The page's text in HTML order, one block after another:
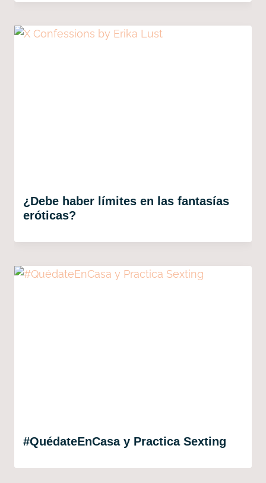
¿Debe haber límites en las fantasías
eróticas?
#QuédateEnCasa y Practica Sexting